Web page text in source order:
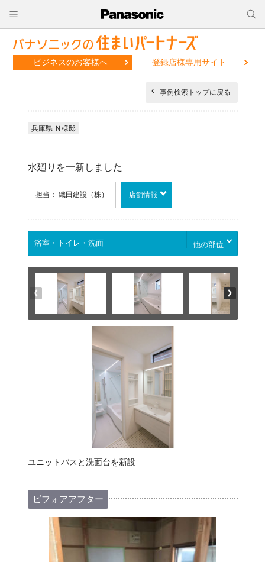
ビジネスのお客様へ 登録店様専用サイト
事例検索トップに戻る
兵庫県 Ｎ様邸
水廻りを一新しました
担当： 織田建設（株） 店舗情報
他の部位
ユニットバスと洗面台を新設
ビフォアアフター